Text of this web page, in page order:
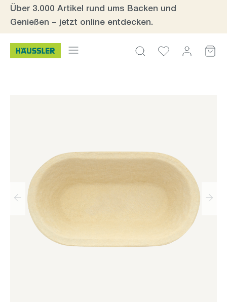
Zum Hauptinhalt springen
Über 3.000 Artikel rund ums Backen und
Genießen – jetzt online entdecken.